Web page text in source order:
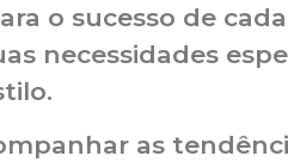
o sucesso de
necessidades
as